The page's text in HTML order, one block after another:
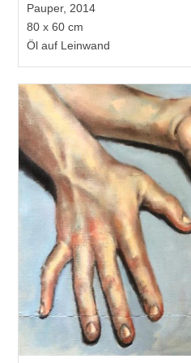
Pauper, 2014
80 x 60 cm
Öl auf Leinwand